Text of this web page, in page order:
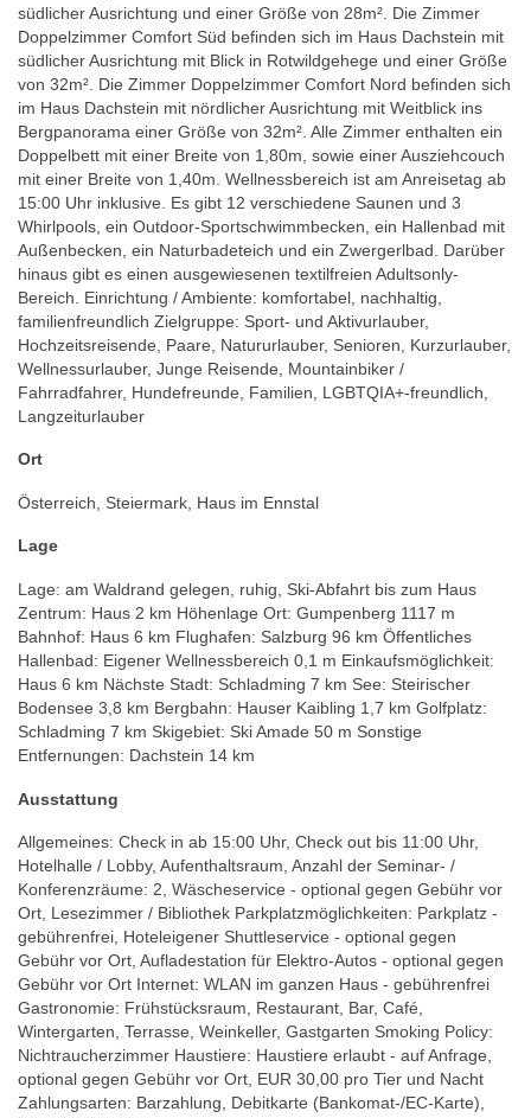
südlicher Ausrichtung und einer Größe von 28m². Die Zimmer
Doppelzimmer Comfort Süd befinden sich im Haus Dachstein mit
südlicher Ausrichtung mit Blick in Rotwildgehege und einer Größe
von 32m². Die Zimmer Doppelzimmer Comfort Nord befinden sich
im Haus Dachstein mit nördlicher Ausrichtung mit Weitblick ins
Bergpanorama einer Größe von 32m². Alle Zimmer enthalten ein
Doppelbett mit einer Breite von 1,80m, sowie einer Ausziehcouch
mit einer Breite von 1,40m. Wellnessbereich ist am Anreisetag ab
15:00 Uhr inklusive. Es gibt 12 verschiedene Saunen und 3
Whirlpools, ein Outdoor-Sportschwimmbecken, ein Hallenbad mit
Außenbecken, ein Naturbadeteich und ein Zwergerlbad. Darüber
hinaus gibt es einen ausgewiesenen textilfreien Adultsonly-
Bereich. Einrichtung / Ambiente: komfortabel, nachhaltig,
familienfreundlich Zielgruppe: Sport- und Aktivurlauber,
Hochzeitsreisende, Paare, Natururlauber, Senioren, Kurzurlauber,
Wellnessurlauber, Junge Reisende, Mountainbiker /
Fahrradfahrer, Hundefreunde, Familien, LGBTQIA+-freundlich,
Langzeiturlauber
Ort
Österreich, Steiermark, Haus im Ennstal
Lage
Lage: am Waldrand gelegen, ruhig, Ski-Abfahrt bis zum Haus
Zentrum: Haus 2 km Höhenlage Ort: Gumpenberg 1117 m
Bahnhof: Haus 6 km Flughafen: Salzburg 96 km Öffentliches
Hallenbad: Eigener Wellnessbereich 0,1 m Einkaufsmöglichkeit:
Haus 6 km Nächste Stadt: Schladming 7 km See: Steirischer
Bodensee 3,8 km Bergbahn: Hauser Kaibling 1,7 km Golfplatz:
Schladming 7 km Skigebiet: Ski Amade 50 m Sonstige
Entfernungen: Dachstein 14 km
Ausstattung
Allgemeines: Check in ab 15:00 Uhr, Check out bis 11:00 Uhr,
Hotelhalle / Lobby, Aufenthaltsraum, Anzahl der Seminar- /
Konferenzräume: 2, Wäscheservice - optional gegen Gebühr vor
Ort, Lesezimmer / Bibliothek Parkplatzmöglichkeiten: Parkplatz -
gebührenfrei, Hoteleigener Shuttleservice - optional gegen
Gebühr vor Ort, Aufladestation für Elektro-Autos - optional gegen
Gebühr vor Ort Internet: WLAN im ganzen Haus - gebührenfrei
Gastronomie: Frühstücksraum, Restaurant, Bar, Café,
Wintergarten, Terrasse, Weinkeller, Gastgarten Smoking Policy:
Nichtraucherzimmer Haustiere: Haustiere erlaubt - auf Anfrage,
optional gegen Gebühr vor Ort, EUR 30,00 pro Tier und Nacht
Zahlungsarten: Barzahlung, Debitkarte (Bankomat-/EC-Karte),